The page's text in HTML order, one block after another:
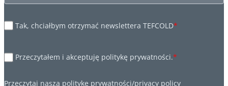
Tak, chciałbym otrzymać newslettera TEFCOLD*
Przeczytałem i akceptuję politykę prywatności.*
Przeczytaj naszą politykę prywatności/privacy policy